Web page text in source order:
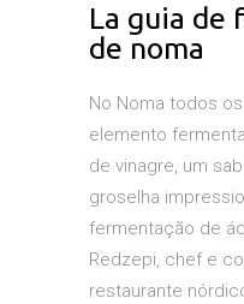
La guia de
de noma
No Noma todos
elemento
de vinagre, um
groselha
fermentação de
Redzepi, chef e
restaurante